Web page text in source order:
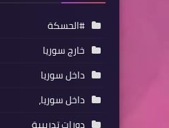
#الحسكة
خارج سوريا
داخل سوريا
داخل سوريا،
دورات تدريبية